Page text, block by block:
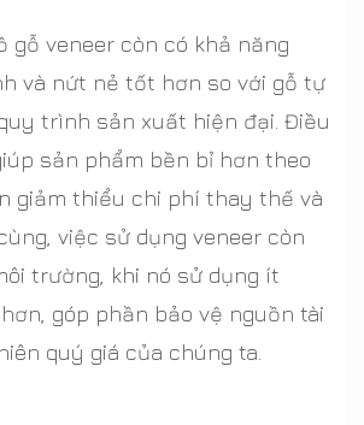
gỗ veneer còn có khả năng
và nứt nẻ tốt hơn so với gỗ tự
trình sản xuất hiện đại. Điều
sản phẩm bền bỉ hơn theo
giảm thiểu chi phí thay thế và
việc sử dụng veneer còn
trường, khi nó sử dụng ít
góp phần bảo vệ nguồn tài
quý giá của chúng ta.